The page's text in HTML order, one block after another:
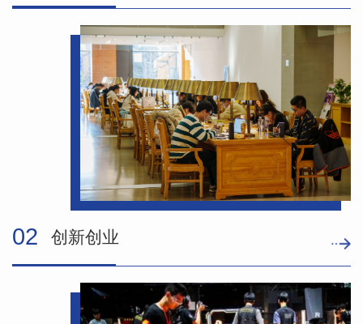
02 创新创业